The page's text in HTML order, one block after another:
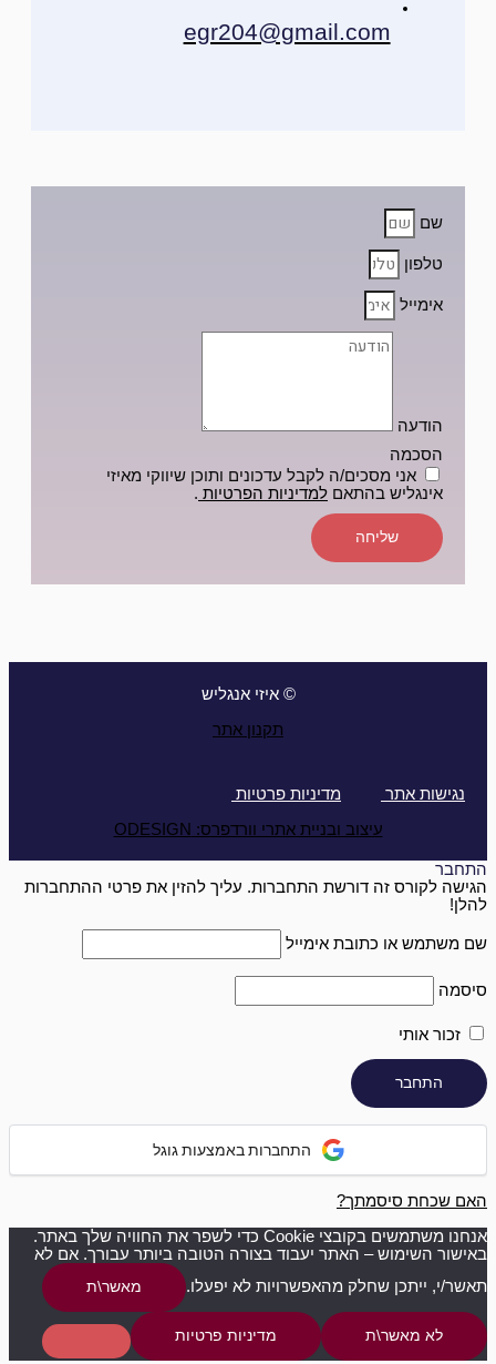
egr204@gmail.com
שם
טלפון
אימייל
הודעה
הסכמה
אני מסכים/ה לקבל עדכונים ותוכן שיווקי מאיזי
אינגליש בהתאם למדיניות הפרטיות .
שליחה
© איזי אנגליש
תקנון אתר
נגישות אתר מדיניות פרטיות
עיצוב ובניית אתרי וורדפרס: ODESIGN
התחבר
הגישה לקורס זה דורשת התחברות. עליך להזין את פרטי ההתחברות
להלן!
שם משתמש או כתובת אימייל
סיסמה
זכור אותי
התחברות באמצעות גוגל
האם שכחת סיסמתך?
אנחנו משתמשים בקובצי Cookie כדי לשפר את החוויה שלך באתר.
באישור השימוש – האתר יעבוד בצורה הטובה ביותר עבורך. אם לא
תאשר/י, ייתכן שחלק מהאפשרויות לא יפעלו.
מאשר\ת
לא מאשר\ת מדיניות פרטיות